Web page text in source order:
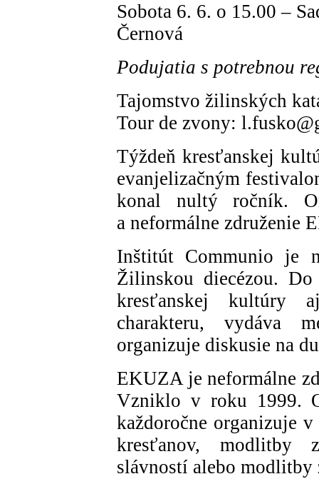
Sobota 6. 6. o 15.00 –
Černová
Podujatia s potrebnou
Tajomstvo žilinských
Tour de zvony:
Týždeň kresťanskej
evanjelizačným
konal nultý ročník.
a neformálne združenie
Inštitút Communio je
Žilinskou diecézou.
kresťanskej kultúry
charakteru, vydáva
organizuje diskusie na
EKUZA je neformálne
Vzniklo v roku 1999.
každoročne organizuje
kresťanov, modlitby
slávností alebo modlitby